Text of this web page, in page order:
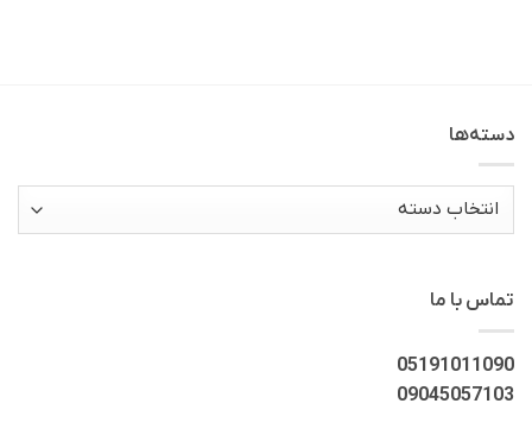
دسته‌ها
دسته‌ها
تماس با ما
05191011090
09045057103